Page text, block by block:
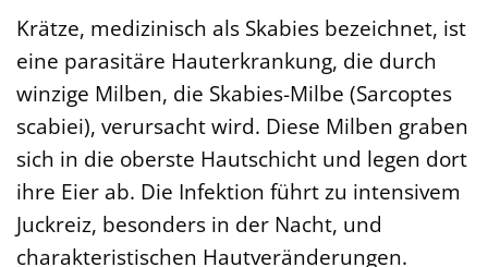
Krätze, medizinisch als Skabies bezeichnet, ist
eine parasitäre Hauterkrankung, die durch
winzige Milben, die Skabies-Milbe (Sarcoptes
scabiei), verursacht wird. Diese Milben graben
sich in die oberste Hautschicht und legen dort
ihre Eier ab. Die Infektion führt zu intensivem
Juckreiz, besonders in der Nacht, und
charakteristischen Hautveränderungen.